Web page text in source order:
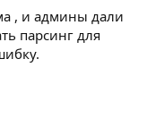
, и админы дали
парсинг для